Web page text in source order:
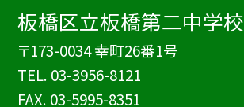
板橋区立板橋第二中学校
〒173-0034 幸町26番1号
TEL. 03-3956-8121
FAX. 03-5995-8351